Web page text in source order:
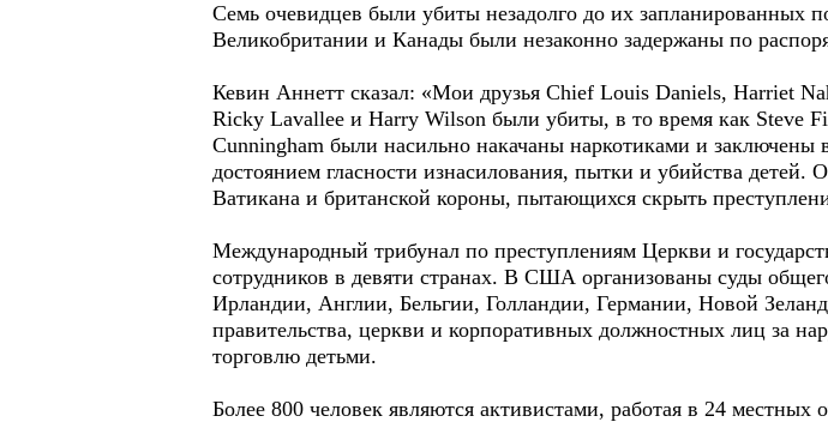
Семь очевидцев были убиты незадолго до их запланированных
Великобритании и Канады были незаконно задержаны по
Кевин Аннетт сказал: «Мои друзья Chief Louis Daniels, Harriet
Ricky Lavallee и Harry Wilson были убиты, в то время как Steve
Cunningham были насильно накачаны наркотиками и заключены
достоянием гласности изнасилования, пытки и убийства
Ватикана и британской короны, пытающихся скрыть
Международный трибунал по преступлениям Церкви и
сотрудников в девяти странах. В США организованы суды
Ирландии, Англии, Бельгии, Голландии, Германии, Новой
правительства, церкви и корпоративных должностных лиц за
торговлю детьми.
Более 800 человек являются активистами, работая в 24